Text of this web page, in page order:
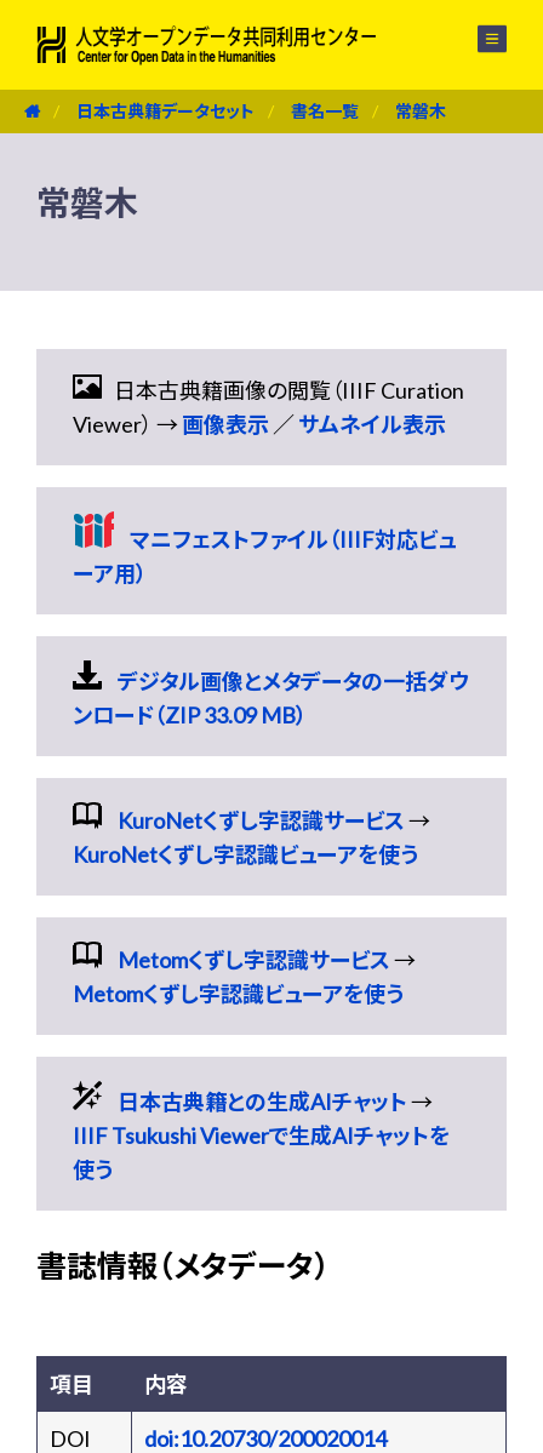
日本古典籍データセット 書名一覧 常磐木
常磐木
日本古典籍画像の閲覧（IIIF Curation
Viewer） →画像表示 ／サムネイル表示
マニフェストファイル（IIIF対応ビュ
ーア用）
デジタル画像とメタデータの一括ダウ
ンロード（ZIP 33.09 MB）
KuroNetくずし字認識サービス→
KuroNetくずし字認識ビューアを使う
Metomくずし字認識サービス→
Metomくずし字認識ビューアを使う
日本古典籍との生成AIチャット→
IIIF Tsukushi Viewerで生成AIチャットを
使う
書誌情報（メタデータ）
項目 内容
DOI
doi:10.20730/200020014